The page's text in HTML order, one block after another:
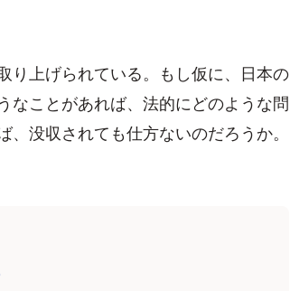
り上げられている。もし仮に、日本の
なことがあれば、法的にどのような問
没収されても仕方ないのだろうか。